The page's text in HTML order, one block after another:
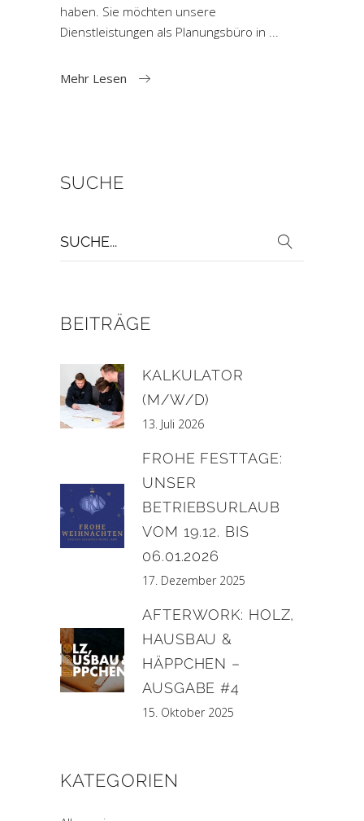
haben. Sie möchten unsere
Dienstleistungen als Planungsbüro in
Mehr Lesen
SUCHE
für:
BEITRÄGE
KALKULATOR
(M/W/D)
13. Juli 2026
FROHE FESTTAGE:
UNSER
BETRIEBSURLAUB
VOM 19.12. BIS
06.01.2026
17. Dezember 2025
AFTERWORK: HOLZ,
HAUSBAU &
HÄPPCHEN –
AUSGABE #4
15. Oktober 2025
KATEGORIEN